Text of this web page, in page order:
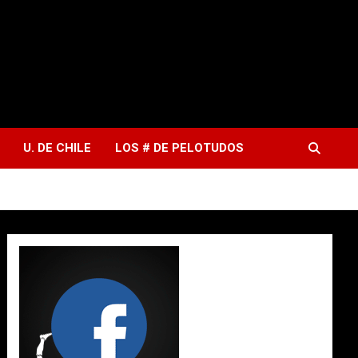
U. DE CHILE LOS # DE PELOTUDOS